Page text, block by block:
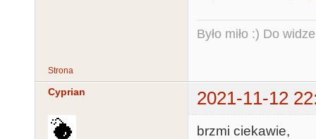
Było miło :) Do
Strona
Cyprian 2021-11-12
brzmi ciekawie,